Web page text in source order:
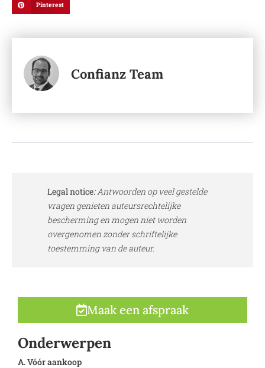
Pinterest
Confianz Team
Legal notice:Antwoorden op veel gestelde
vragen genieten auteursrechtelijke
bescherming en mogen niet worden
overgenomen zonder schriftelijke
toestemming van de auteur.
Maak een afspraak
Onderwerpen
A. Vóór aankoop